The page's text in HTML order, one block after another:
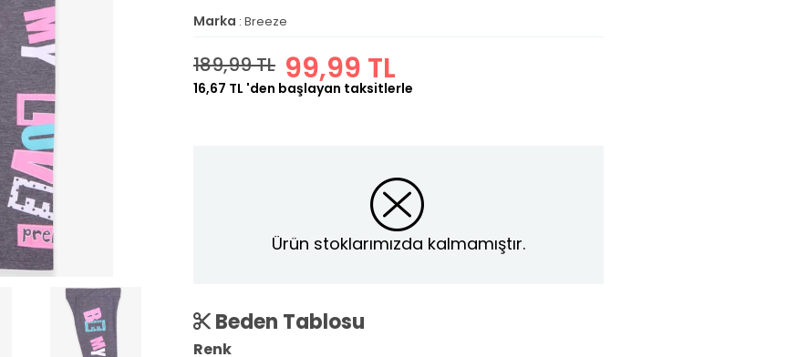
Marka : Breeze
189,99 TL 99,99 TL
16,67 TL 'den başlayan taksitlerle
Ürün stoklarımızda kalmamıştır.
Beden Tablosu
Renk